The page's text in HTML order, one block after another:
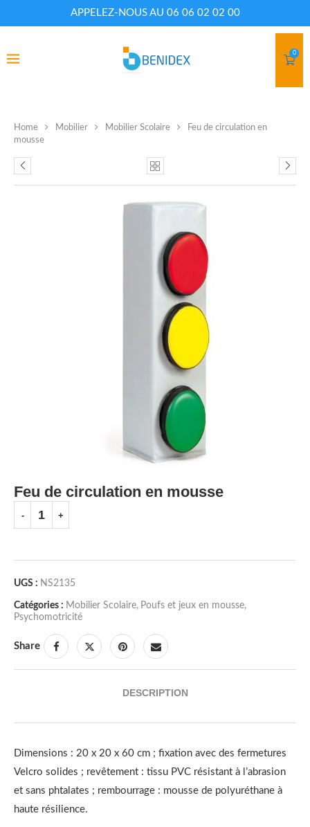
APPELEZ-NOUS AU 06 06 02 02 00
0
Home Mobilier Mobilier Scolaire
Feu de circulation en
mousse
Feu de circulation en mousse
UGS : NS2135
Catégories : Mobilier Scolaire, Poufs et jeux en mousse,
Psychomotricité
Share
DESCRIPTION
Dimensions : 20 x 20 x 60 cm ; fixation avec des fermetures
Velcro solides ; revêtement : tissu PVC résistant à l’abrasion
et sans phtalates ; rembourrage : mousse de polyuréthane à
haute résilience.